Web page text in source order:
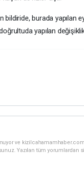
bildiride, burada yapılan
yapılan
ve
Yazılan tüm